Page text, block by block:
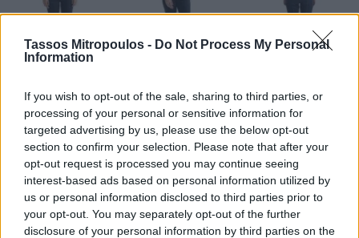
Tassos Mitropoulos - Do Not Process My Personal
Information
If you wish to opt-out of the sale, sharing to third parties, or
processing of your personal or sensitive information for
targeted advertising by us, please use the below opt-out
section to confirm your selection. Please note that after your
opt-out request is processed you may continue seeing
interest-based ads based on personal information utilized by
us or personal information disclosed to third parties prior to
your opt-out. You may separately opt-out of the further
disclosure of your personal information by third parties on the
Αρχική σελίδα FW 25-26
ΜΠΛΟΥΖΑ EMILIA
143.00